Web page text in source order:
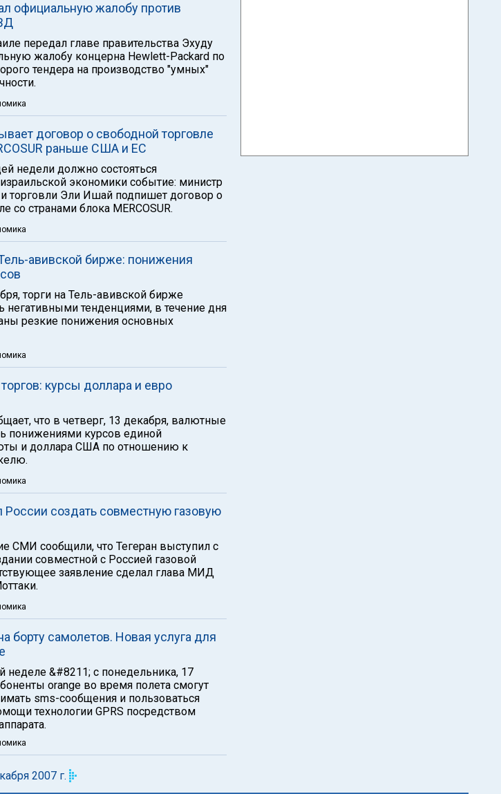
официальную жалобу против
передал главе правительства Эхуду
жалобу концерна Hewlett-Packard по
тендера на производство "умных"
договор о свободной торговле
раньше США и ЕС
недели должно состояться
экономики событие: министр
торговли Эли Ишай подпишет договор о
со странами блока MERCOSUR.
авивской бирже: понижения
торги на Тель-авивской бирже
негативными тенденциями, в течение дня
резкие понижения основных
курсы доллара и евро
что в четверг, 13 декабря, валютные
понижениями курсов единой
и доллара США по отношению к
создать совместную газовую
СМИ сообщили, что Тегеран выступил с
совместной с Россией газовой
заявление сделал глава МИД
борту самолетов. Новая услуга для
&#8211; с понедельника, 17
orange во время полета смогут
sms-сообщения и пользоваться
технологии GPRS посредством
2007 г.